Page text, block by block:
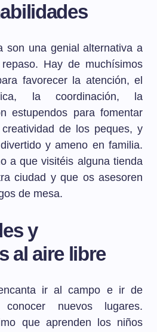
son una genial alternativa a
Hay de muchísimos
favorecer la atención, el
la coordinación, la
estupendos para fomentar
de los peques, y
y ameno en familia.
a que visitéis alguna tienda
ciudad y que os asesoren
de mesa.
y
al aire libre
ir al campo e ir de
nuevos lugares.
que aprenden los niños